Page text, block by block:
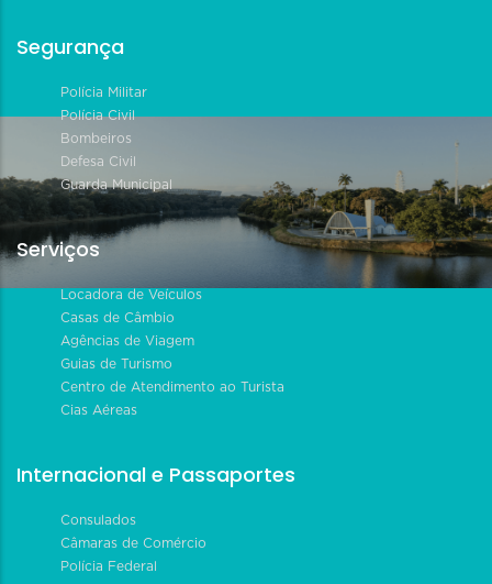
Segurança
Polícia Militar
Polícia Civil
Bombeiros
Defesa Civil
Guarda Municipal
Serviços
Locadora de Veículos
Casas de Câmbio
Agências de Viagem
Guias de Turismo
Centro de Atendimento ao Turista
Cias Aéreas
Internacional e Passaportes
Consulados
Câmaras de Comércio
Polícia Federal